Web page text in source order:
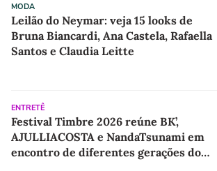
MODA
Leilão do Neymar: veja 15 looks de
Bruna Biancardi, Ana Castela, Rafaella
Santos e Claudia Leitte
ENTRETÊ
Festival Timbre 2026 reúne BK’,
AJULLIACOSTA e NandaTsunami em
encontro de diferentes gerações do